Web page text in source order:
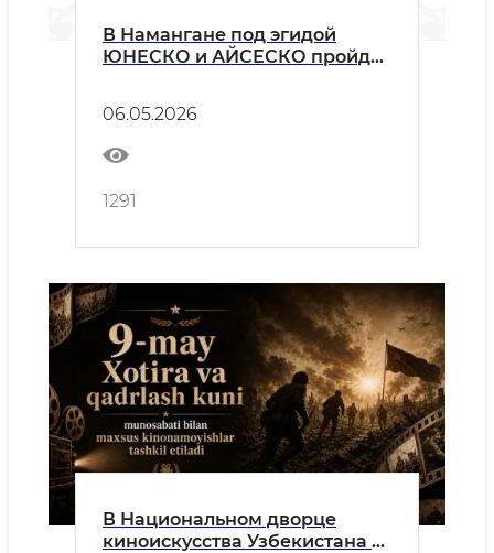
В Намангане под эгидой
ЮНЕСКО и АЙСЕСКО пройдёт
06.05.2026
1291
В Национальном дворце
киноискусства Узбекистана в